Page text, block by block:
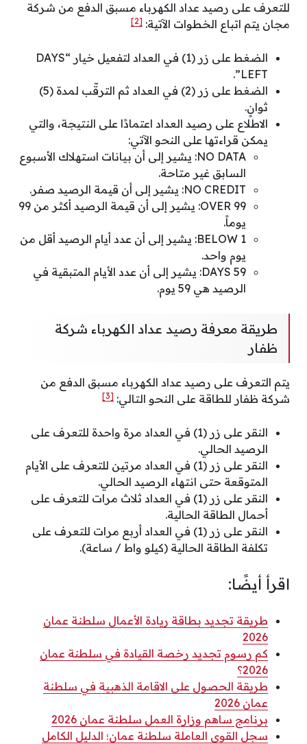
للتعرف على رصيد عداد الكهرباء مسبق الدفع من شركة
مجان يتم اتباع الخطوات الآتية: [2]
الضغط على زر (1) في العداد لتفعيل خيار “DAYS
LEFT”.
الضغط على زر (2) في العداد ثم الترقّب لمدة (5)
ثوانٍ.
الاطلاع على رصيد العداد اعتمادًا على النتيجة، والتي
يمكن قراءتها على النحو الآتي:
NO DATA: يشير إلى أن بيانات استهلاك الأسبوع
السابق غير متاحة.
NO CREDIT: يشير إلى أن قيمة الرصيد صفر.
OVER 99: يشير إلى أن قيمة الرصيد أكثر من 99
يوماً.
BELOW 1: يشير إلى أن عدد أيام الرصيد أقل من
يوم واحد.
59 DAYS: يشير إلى أن عدد الأيام المتبقية في
الرصيد هي 59 يوم.
طريقة معرفة رصيد عداد الكهرباء شركة
ظفار
يتم التعرف على رصيد عداد الكهرباء مسبق الدفع من
شركة ظفار للطاقة على النحو التالي: [3]
النقر على زر (1) في العداد مرة واحدة للتعرف على
الرصيد الحالي.
النقر على زر (1) في العداد مرتين للتعرف على الأيام
المتوقعة حتى انتهاء الرصيد الحالي.
النقر على زر (1) في العداد ثلاث مرات للتعرف على
أحمال الطاقة الحالية.
النقر على زر (1) في العداد أربع مرات للتعرف على
تكلفة الطاقة الحالية (كيلو واط / ساعة).
اقرأ أيضًا:
طريقة تجديد بطاقة ريادة الأعمال سلطنة عمان
2026
كم رسوم تجديد رخصة القيادة في سلطنة عمان
2026؟
طريقة الحصول على الاقامة الذهبية في سلطنة
عمان 2026
برنامج ساهم وزارة العمل سلطنة عمان 2026
سجل القوى العاملة سلطنة عمان؛ الدليل الكامل